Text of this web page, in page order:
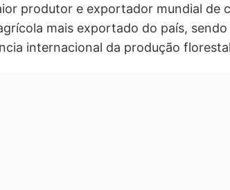
produtor e exportador mundial de
mais exportado do país, sendo
internacional da produção